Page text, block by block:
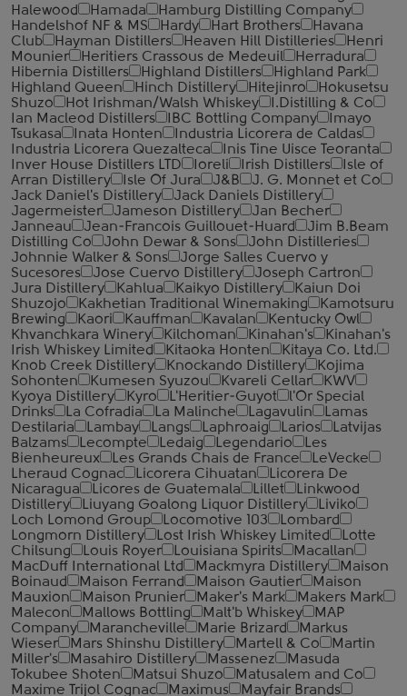
Halewood
Hamada
Hamburg Distilling Company
Handelshof NF & MS
Hardy Hart Brothers
Havana
Club
Hayman Distillers Heaven Hill Distilleries
Henri
Mounier
Heritiers Crassous de Medeuil
Herradura
Hibernia Distillers
Highland Distillers
Highland Park
Highland Queen
Hinch Distillery Hitejinro
Hokusetsu
Shuzo
Hot Irishman/Walsh Whiskey
I.Distilling & Co
Ian Macleod Distillers
IBC Bottling Company
Imayo
Tsukasa
Inata Honten
Industria Licorera de Caldas
Industria Licorera Quezalteca
Inis Tine Uisce Teoranta
Inver House Distillers LTD
Ioreli Irish Distillers
Isle of
Arran Distillery
Isle Of Jura J&B
J. G. Monnet et Co
Jack Daniel's Distillery
Jack Daniels Distillery
Jagermeister
Jameson Distillery
Jan Becher
Janneau
Jean-Francois Guillouet-Huard
Jim B.Beam
Distilling Co
John Dewar & Sons
John Distilleries
Johnnie Walker & Sons
Jorge Salles Cuervo y
Sucesores
Jose Cuervo Distillery
Joseph Cartron
Jura Distillery
Kahlua Kaikyo Distillery
Kaiun Doi
Shuzojo
Kakhetian Traditional Winemaking
Kamotsuru
Brewing
Kaori Kauffman Kavalan
Kentucky Owl
Khvanchkara Winery
Kilchoman Kinahan's
Kinahan's
Irish Whiskey Limited
Kitaoka Honten
Kitaya Co. Ltd.
Knob Creek Distillery
Knockando Distillery
Kojima
Sohonten
Kumesen Syuzou Kvareli Cellar
KWV
Kyoya Distillery
Kyro L'Heritier-Guyot
l'Or Special
Drinks
La Cofradia La Malinche Lagavulin
Lamas
Destilaria
Lambay Langs Laphroaig Larios
Latvijas
Balzams
Lecompte Ledaig Legendario
Les
Bienheureux
Les Grands Chais de France
LeVecke
Lheraud Cognac
Licorera Cihuatan
Licorera De
Nicaragua
Licores de Guatemala Lillet
Linkwood
Distillery
Liuyang Goalong Liquor Distillery
Liviko
Loch Lomond Group
Locomotive 103
Lombard
Longmorn Distillery
Lost Irish Whiskey Limited
Lotte
Chilsung
Louis Royer Louisiana Spirits
Macallan
MacDuff International Ltd
Mackmyra Distillery
Maison
Boinaud
Maison Ferrand Maison Gautier
Maison
Mauxion
Maison Prunier Maker's Mark
Makers Mark
Malecon
Mallows Bottling Malt'b Whiskey
MAP
Company
Marancheville Marie Brizard
Markus
Wieser
Mars Shinshu Distillery Martell & Co
Martin
Miller's
Masahiro Distillery Massenez
Masuda
Tokubee Shoten
Matsui Shuzo
Matusalem and Co
Maxime Trijol Cognac
Maximus
Mayfair Brands